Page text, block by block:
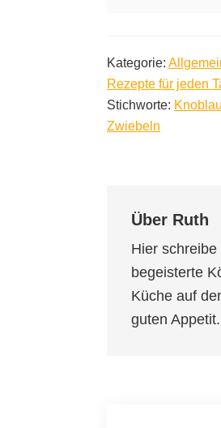
Kategorie:
Rezepte für jeden
Stichworte:
Zwiebeln
Über Ruth
Hier
begeisterte
Küche auf
guten Appetit.